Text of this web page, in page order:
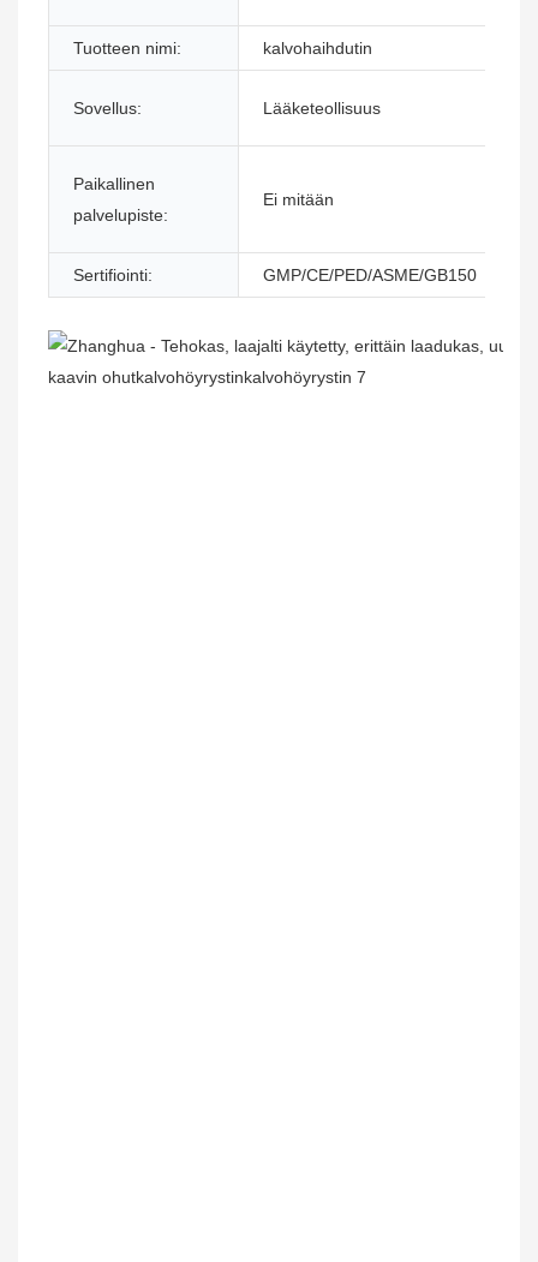
Tuotteen nimi: kalvohaihdutin
Sovellus: Lääketeollisuus
Paikallinen
palvelupiste:
Ei mitään
Sertifiointi: GMP/CE/PED/ASME/GB150